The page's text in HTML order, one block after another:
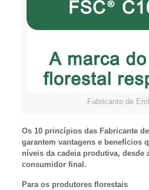
Fabricante de
Os 10 princípios das Fabricante
garantem vantagens e benefícios
níveis da cadeia produtiva, desde
consumidor final.
Para os produtores florestais